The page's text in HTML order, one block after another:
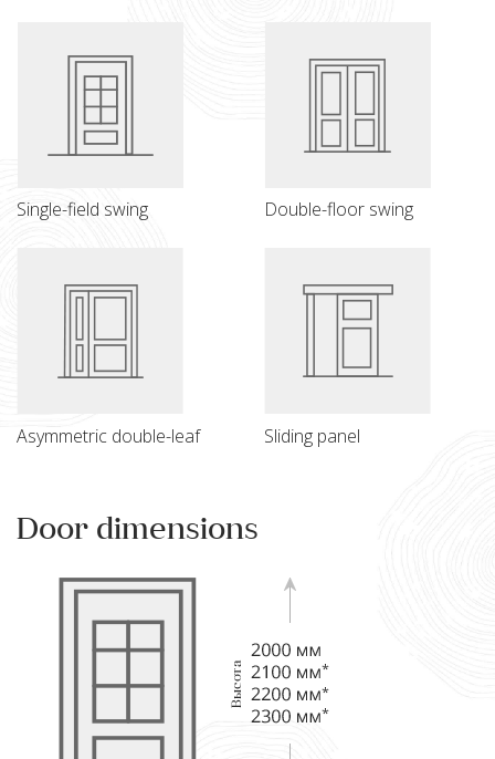
Single-field swing Double-floor swing
Asymmetric double-leaf Sliding panel
Door dimensions